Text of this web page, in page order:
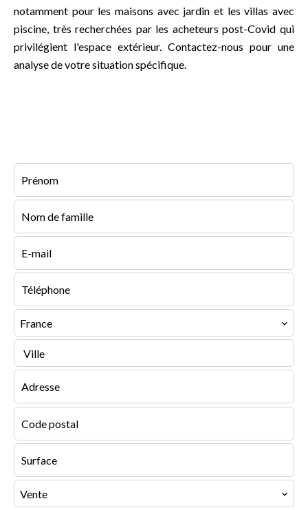
notamment pour les maisons avec jardin et les villas avec
piscine, très recherchées par les acheteurs post-Covid qui
privilégient l'espace extérieur. Contactez-nous pour une
analyse de votre situation spécifique.
France
Ville
Vente